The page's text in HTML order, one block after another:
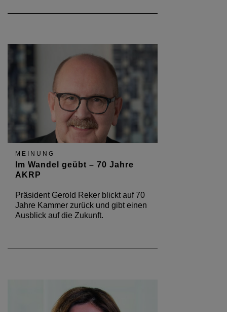
MEINUNG
Im Wandel geübt – 70 Jahre
AKRP
Präsident Gerold Reker blickt auf 70
Jahre Kammer zurück und gibt einen
Ausblick auf die Zukunft.